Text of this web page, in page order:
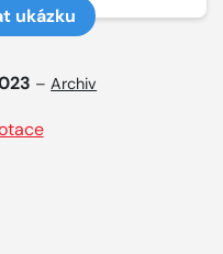
ukázku
–Archiv